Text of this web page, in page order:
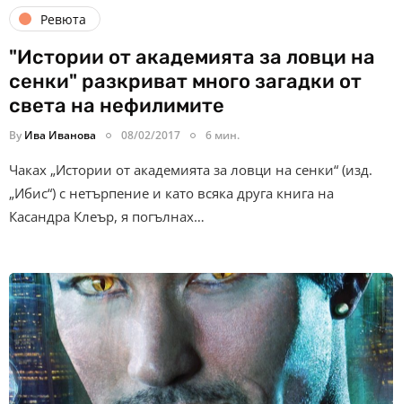
Ревюта
"Истории от академията за ловци на
сенки" разкриват много загадки от
света на нефилимите
By Ива Иванова 08/02/2017 6 мин.
Чаках „Истории от академията за ловци на сенки“ (изд.
„Ибис“) с нетърпение и като всяка друга книга на
Касандра Клеър, я погълнах…